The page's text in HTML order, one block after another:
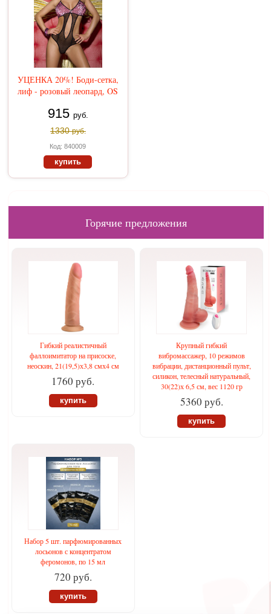
УЦЕНКА 20%! Боди-сетка,
лиф - розовый леопард, OS
915 руб.
1330руб.
Код: 840009
купить
Горячие предложения
Гибкий реалистичный
фаллоимитатор на присоске,
неоскин, 21(19,5)х3,8 смх4 см
1760 руб.
купить
Крупный гибкий
вибромассажер, 10 режимов
вибрации, дистанционный пульт,
силикон, телесный натуральный,
30(22)х 6,5 см, вес 1120 гр
5360 руб.
купить
Набор 5 шт. парфюмированных
лосьонов с концентратом
феромонов, по 15 мл
720 руб.
купить